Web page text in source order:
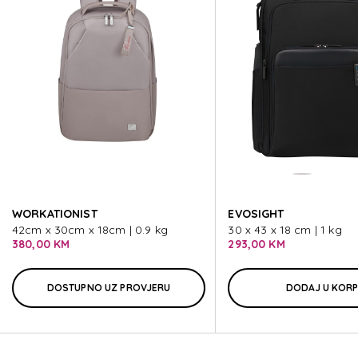
MYSIGHT
MYSIGHT
MYSIGHT
MYSIGHT
MYSIGHT
WORKATIONIST
42cm x 30cm x 18cm | 0.9 kg
380,00 KM
DOSTUPNO UZ PROVJERU
EVOSIGHT
30 x 43 x 18 cm | 1 kg
293,00 KM
DODAJ U